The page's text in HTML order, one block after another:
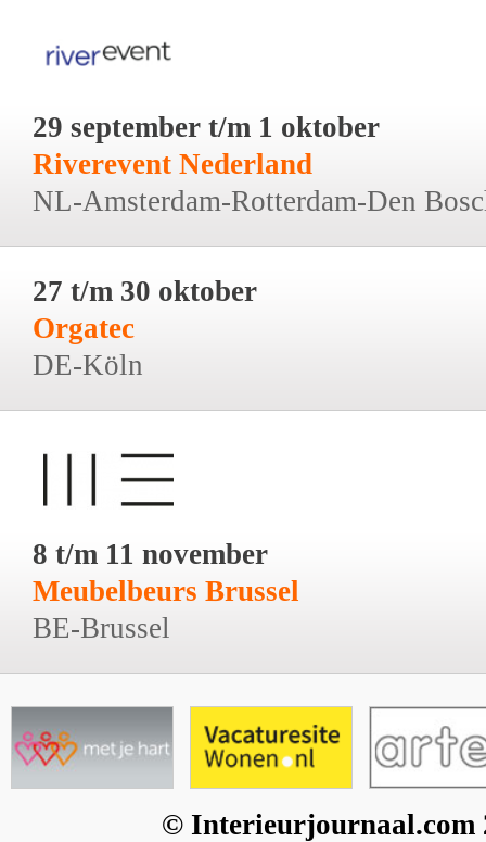
29 september t/m 1 oktober
Riverevent Nederland
NL-Amsterdam-Rotterdam-Den
27 t/m 30 oktober
Orgatec
DE-Köln
8 t/m 11 november
Meubelbeurs Brussel
BE-Brussel
© Interieurjournaal.com